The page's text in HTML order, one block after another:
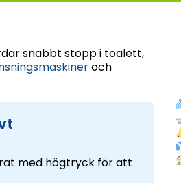
snabbt stopp i toalett,
och
med högtryck för att